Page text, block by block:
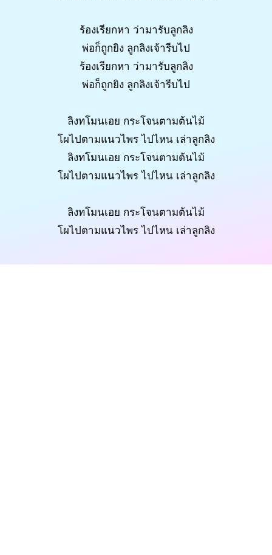
ร้องเรียกหา ว่ามารับลูกลิง
พ่อก็ถูกยิง ลูกลิงเจ้ารีบไป
ร้องเรียกหา ว่ามารับลูกลิง
พ่อก็ถูกยิง ลูกลิงเจ้ารีบไป
ลิงทโมนเอย กระโจนตามต้นไม้
โผไปตามแนวไพร ไปไหน เล่าลูกลิง
ลิงทโมนเอย กระโจนตามต้นไม้
โผไปตามแนวไพร ไปไหน เล่าลูกลิง
ลิงทโมนเอย กระโจนตามต้นไม้
โผไปตามแนวไพร ไปไหน เล่าลูกลิง